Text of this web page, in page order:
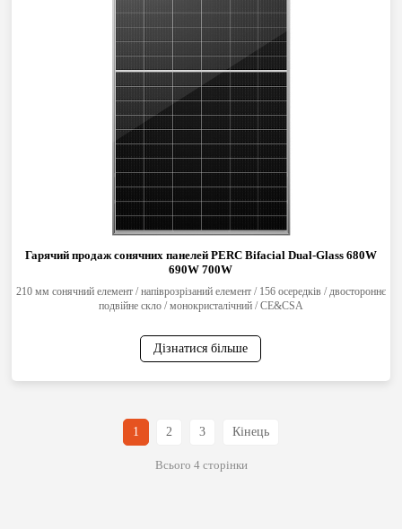
Гарячий продаж сонячних панелей PERC Bifacial Dual-Glass 680W
690W 700W
210 мм сонячний елемент / напіврозрізаний елемент / 156 осередків / двостороннє
подвійне скло / монокристалічний / CE&CSA
Дізнатися більше
1 2 3 Кінець
Всього 4 сторінки